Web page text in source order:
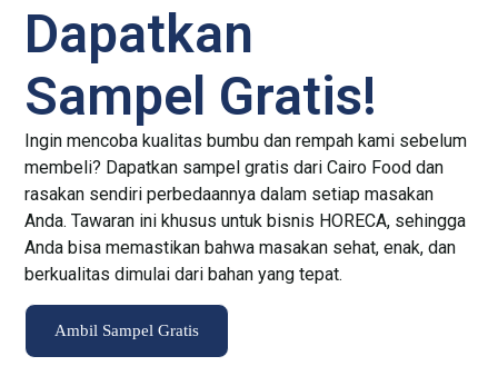
Dapatkan
Sampel Gratis!
Ingin mencoba kualitas bumbu dan rempah kami sebelum
membeli? Dapatkan sampel gratis dari Cairo Food dan
rasakan sendiri perbedaannya dalam setiap masakan
Anda. Tawaran ini khusus untuk bisnis HORECA, sehingga
Anda bisa memastikan bahwa masakan sehat, enak, dan
berkualitas dimulai dari bahan yang tepat.
Ambil Sampel Gratis